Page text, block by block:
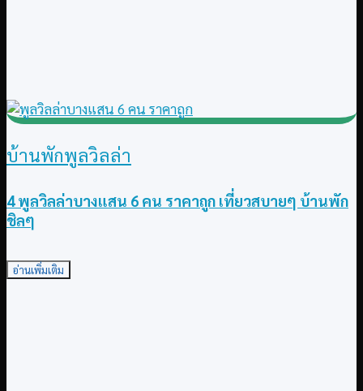
บ้านพักพูลวิลล่า
4 พูลวิลล่าบางแสน 6 คน ราคาถูก เที่ยวสบายๆ บ้านพัก
ชิลๆ
อ่านเพิ่มเติม